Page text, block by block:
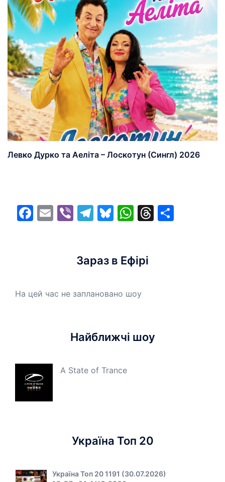
Левко Дурко та Аеліта – Лоскотун (Сингл) 2026
Facebook
EmailViberTelegram
Bluesky
WhatsApp
Threads
Зараз в Ефірі
На цей час не заплановано шоу
Найближчі шоу
A State of Trance
Україна Топ 20
Україна Топ 20 1191 (30.07.2026)